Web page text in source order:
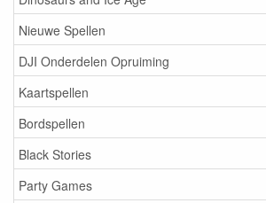
Nieuwe Spellen
DJI Onderdelen Opruiming
Kaartspellen
Bordspellen
Black Stories
Party Games